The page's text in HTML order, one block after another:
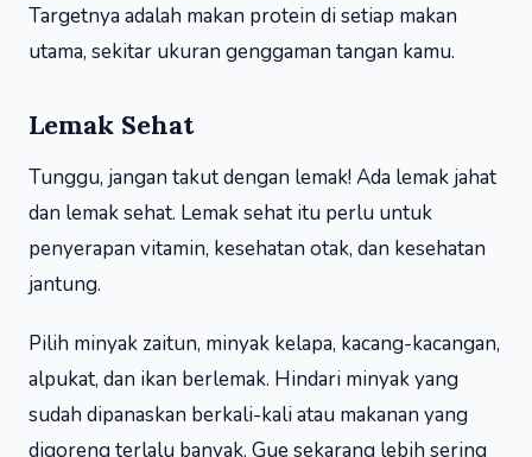
Targetnya adalah makan protein di setiap makan
utama, sekitar ukuran genggaman tangan kamu.
Lemak Sehat
Tunggu, jangan takut dengan lemak! Ada lemak jahat
dan lemak sehat. Lemak sehat itu perlu untuk
penyerapan vitamin, kesehatan otak, dan kesehatan
jantung.
Pilih minyak zaitun, minyak kelapa, kacang-kacangan,
alpukat, dan ikan berlemak. Hindari minyak yang
sudah dipanaskan berkali-kali atau makanan yang
digoreng terlalu banyak. Gue sekarang lebih sering